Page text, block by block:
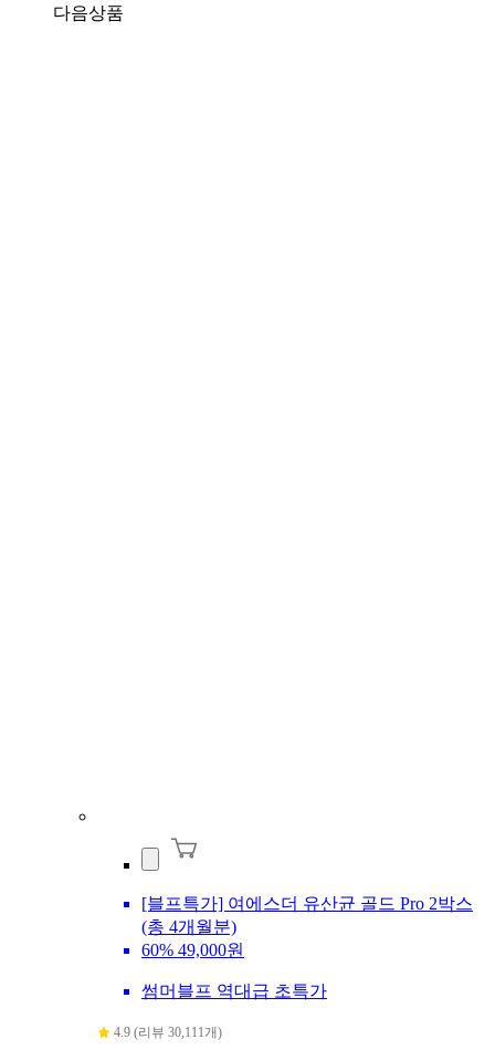
다음상품
[블프특가] 여에스더 유산균 골드 Pro 2박스
(총 4개월분)
60% 49,000원
썸머블프 역대급 초특가
4.9 (리뷰 30,111개)